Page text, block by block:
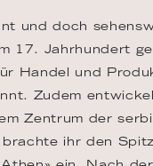
und doch
17. Jahrhundert
Handel und
Zudem
Zentrum der
ihr den